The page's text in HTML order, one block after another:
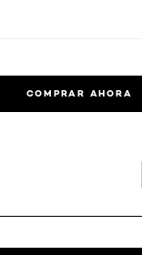
COMPRAR AHORA